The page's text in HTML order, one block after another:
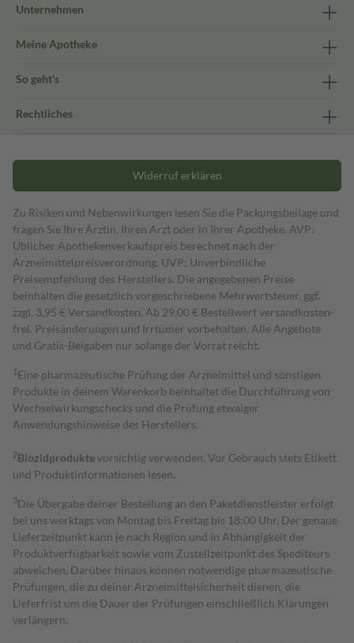
Unternehmen
Meine Apotheke
So geht's
Rechtliches
Widerruf erklären
Zu Risiken und Nebenwirkungen lesen Sie die Packungsbeilage und
fragen Sie Ihre Ärztin, Ihren Arzt oder in Ihrer Apotheke. AVP:
Üblicher Apothekenverkaufspreis berechnet nach der
Arzneimittelpreisverordnung. UVP: Unverbindliche
Preisempfehlung des Herstellers. Die angegebenen Preise
beinhalten die gesetzlich vorgeschriebene Mehrwertsteuer, ggf.
zzgl. 3,95 € Versandkosten. Ab 29,00 € Bestell­wert versand­kosten­
frei. Preisänderungen und Irrtümer vorbehalten. Alle Angebote
und Gratis-Beigaben nur solange der Vorrat reicht.
1 Eine pharmazeutische Prüfung der Arzneimittel und sonstigen
Produkte in deinem Warenkorb beinhaltet die Durchführung von
Wechselwirkungschecks und die Prüfung etwaiger
Anwendungshinweise des Herstellers.
2Biozidproduktevorsichtig verwenden. Vor Gebrauch stets Etikett
und Produktinformationen lesen.
3Die Übergabe deiner Bestellung an den Paketdienstleister erfolgt
bei uns werktags von Montag bis Freitag bis 18:00 Uhr. Der genaue
Lieferzeitpunkt kann je nach Region und in Abhängigkeit der
Produktverfügbarkeit sowie vom Zustellzeitpunkt des Spediteurs
abweichen. Darüber hinaus können notwendige pharmazeutische
Prüfungen, die zu deiner Arzneimittelsicherheit dienen, die
Lieferfrist um die Dauer der Prüfungen einschließlich Klärungen
verlängern.